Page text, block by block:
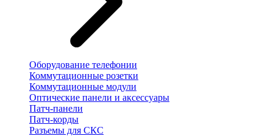
Оборудование телефонии
Коммутационные розетки
Коммутационные модули
Оптические панели и аксессуары
Патч-панели
Патч-корды
Разъемы для СКС